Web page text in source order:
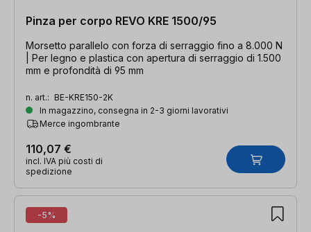
Pinza per corpo REVO KRE 1500/95
Morsetto parallelo con forza di serraggio fino a 8.000 N
| Per legno e plastica con apertura di serraggio di 1.500
mm e profondità di 95 mm
n. art.: BE-KRE150-2K
In magazzino, consegna in 2-3 giorni lavorativi
Merce ingombrante
110,07 €
incl. IVA più costi di
spedizione
-5%